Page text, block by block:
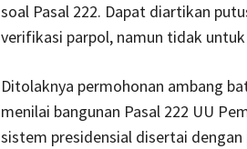
soal Pasal 222. Dapat diartikan
verifikasi parpol, namun tidak
Ditolaknya permohonan ambang
menilai bangunan Pasal 222 UU
sistem presidensial disertai